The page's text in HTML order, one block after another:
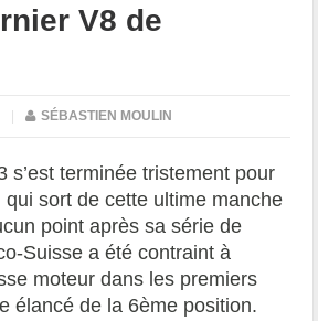
V8 de
| SÉBASTIEN MOULIN
s’est terminée tristement pour
qui sort de cette ultime manche
point après sa série de
Suisse a été contraint à
moteur dans les premiers
élancé de la 6ème position.